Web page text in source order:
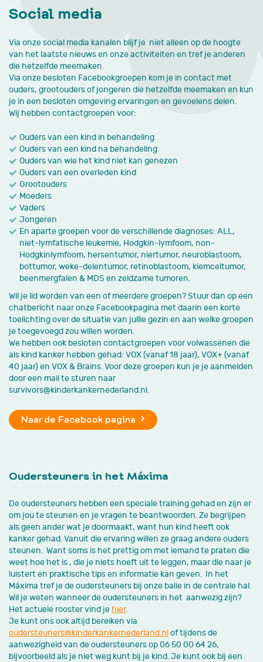
Social media
Via onze social media kanalen blijf je niet alleen op de hoogte
van het laatste nieuws en onze activiteiten en tref je anderen
die hetzelfde meemaken.
Via onze besloten Facebookgroepen kom je in contact met
ouders, grootouders of jongeren die hetzelfde meemaken en kun
je in een besloten omgeving ervaringen en gevoelens delen.
Wij hebben contactgroepen voor:
Ouders van een kind in behandeling
Ouders van een kind na behandeling
Ouders van wie het kind niet kan genezen
Ouders van een overleden kind
Grootouders
Moeders
Vaders
Jongeren
En aparte groepen voor de verschillende diagnoses: ALL,
niet-lymfatische leukemie, Hodgkin-lymfoom, non-
Hodgkinlymfoom, hersentumor, niertumor, neuroblastoom,
bottumor, weke-delentumor, retinoblastoom, kiemceltumor,
beenmergfalen & MDS en zeldzame tumoren.
Wil je lid worden van een of meerdere groepen? Stuur dan op een
chatbericht naar onze Facebookpagina met daarin een korte
toelichting over de situatie van jullie gezin en aan welke groepen
je toegevoegd zou willen worden.
We hebben ook besloten contactgroepen voor volwassenen die
als kind kanker hebben gehad: VOX (vanaf 18 jaar), VOX+ (vanaf
40 jaar) en VOX & Brains. Voor deze groepen kun je je aanmelden
door een mail te sturen naar
survivors@kinderkankernederland.nl.
Naar de Facebook pagina
Oudersteuners in het Máxima
De oudersteuners hebben een speciale training gehad en zijn er
om jou te steunen en je vragen te beantwoorden. Ze begrijpen
als geen ander wat je doormaakt, want hun kind heeft ook
kanker gehad. Vanuit die ervaring willen ze graag andere ouders
steunen. Want soms is het prettig om met iemand te praten die
weet hoe het is , die je niets hoeft uit te leggen, maar die naar je
luistert en praktische tips en informatie kan geven. In het
Máxima tref je de oudersteuners bij onze balie in de centrale hal.
Wil je weten wanneer de oudersteuners in het aanwezig zijn?
Het actuele rooster vind je hier.
Je kunt ons ook altijd bereiken via
oudersteuners@kinderkankernederland.nlof tijdens de
aanwezigheid van de oudersteuners op 06 50 00 64 26,
bijvoorbeeld als je niet weg kunt bij je kind. Je kunt ook bij een